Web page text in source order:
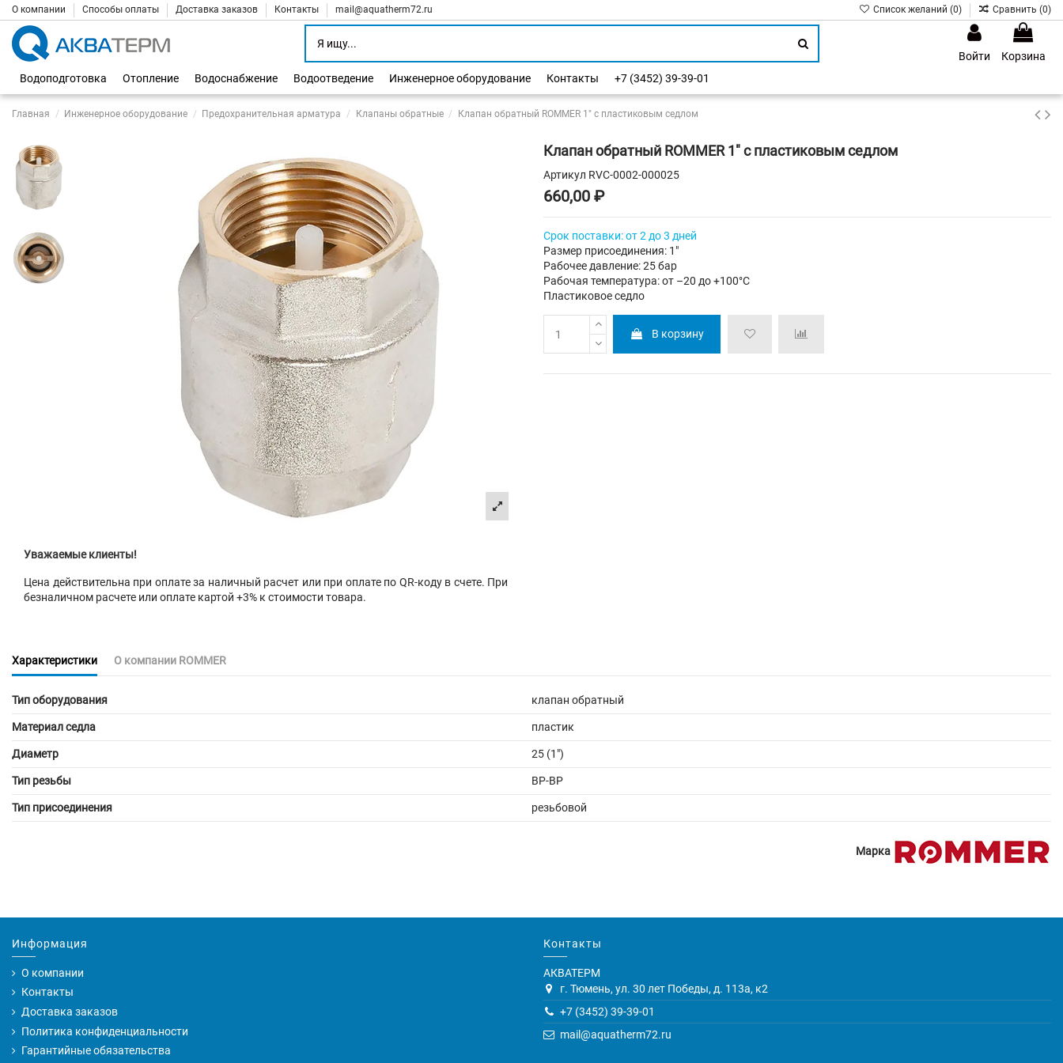
О компании Способы оплаты Доставка заказов Контакты mail@aquatherm72.ru Список желаний (0) Сравнить (0)
Войти
Корзина
Водоподготовка
Отопление Водоснабжение Водоотведение Инженерное оборудование Контакты +7 (3452) 39-39-01
Главная Инженерное оборудование Предохранительная арматура Клапаны обратные Клапан обратный ROMMER 1" с пластиковым седлом
Уважаемые клиенты!
Цена действительна при оплате за наличный расчет или при оплате по QR-коду в счете. При
безналичном расчете или оплате картой +3% к стоимости товара.
Клапан обратный ROMMER 1" с пластиковым седлом
Артикул RVC-0002-000025
660,00 ₽
Срок поставки: от 2 до 3 дней
Размер присоединения: 1"
Рабочее давление: 25 бар
Рабочая температура: от –20 до +100°С
Пластиковое седло
В корзину
Характеристики О компании ROMMER
Тип оборудования клапан обратный
Материал седла пластик
Диаметр 25 (1")
Тип резьбы ВР-ВР
Тип присоединения резьбовой
Марка
Информация
О компании
Контакты
Доставка заказов
Политика конфиденциальности
Гарантийные обязательства
Контакты
АКВАТЕРМ
г. Тюмень, ул. 30 лет Победы, д. 113а, к2
+7 (3452) 39-39-01
mail@aquatherm72.ru